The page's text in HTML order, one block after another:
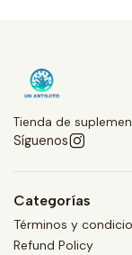
Tienda de
Síguenos
Categorías
Términos y
Refund Policy